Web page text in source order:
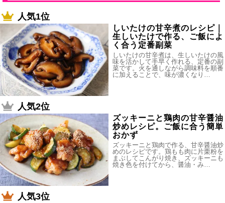
人気1位
しいたけの甘辛煮のレシピ｜
生しいたけで作る、ご飯によ
く合う定番副菜
しいたけの甘辛煮は、生しいたけの風
味を活かして手早く作れる、定番の副
菜です。火を通しながら調味料を順番
に加えることで、味が濃くなり…
人気2位
ズッキーニと鶏肉の甘辛醤油
炒めレシピ。ご飯に合う簡単
おかず
ズッキーニと鶏肉で作る、甘辛醤油炒
めのレシピです。鶏もも肉に片栗粉を
まぶしてこんがり焼き、ズッキーニも
焼き色を付けてから、醤油・み…
人気3位